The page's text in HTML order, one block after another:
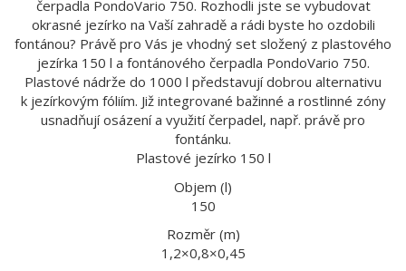
čerpadla PondoVario 750. Rozhodli jste se vybudovat
okrasné jezírko na Vaší zahradě a rádi byste ho ozdobili
fontánou? Právě pro Vás je vhodný set složený z plastového
jezírka 150 l a fontánového čerpadla PondoVario 750.
Plastové nádrže do 1000 l představují dobrou alternativu
k jezírkovým fóliím. Již integrované bažinné a rostlinné zóny
usnadňují osázení a využití čerpadel, např. právě pro
fontánku.
Plastové jezírko 150 l
Objem (l)
150
Rozměr (m)
1,2×0,8×0,45